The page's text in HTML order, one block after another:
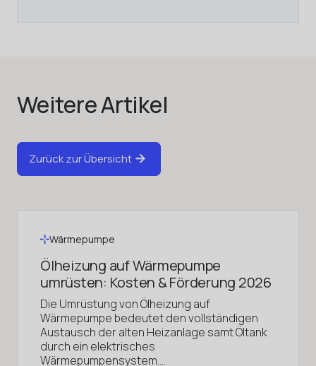
Weitere Artikel
Zurück zur Übersicht
Wärmepumpe
Ölheizung auf Wärmepumpe
umrüsten: Kosten & Förderung 2026
Die Umrüstung von Ölheizung auf
Wärmepumpe bedeutet den vollständigen
Austausch der alten Heizanlage samt Öltank
durch ein elektrisches
Wärmepumpensystem.…